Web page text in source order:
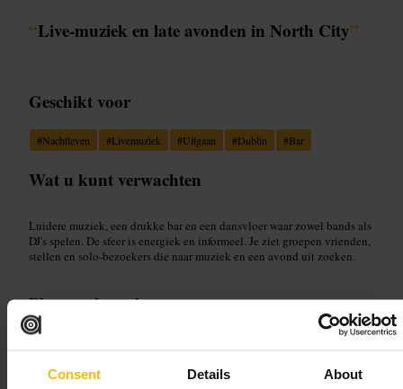
Consent Details About
“Live-muziek en late avonden in North City”
Geschikt voor
#Nachtleven #Livemuziek #Uitgaan #Dublin #Bar
Wat u kunt verwachten
Luidere muziek, een drukke bar en een dansvloer waar zowel bands als
DJ's spelen. De sfeer is energiek en informeel. Je ziet groepen vrienden,
stellen en solo-bezoekers die naar muziek en een avond uit zoeken.
Plan uw bezoek
verzekerd wilt zijn van een plek bij de bar of op de dansvloer.